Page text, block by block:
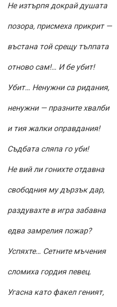
Не изтърпя докрай душата
позора, присмеха прикрит —
въстана той срещу тълпата
отново сам!… И бе убит!
Убит… Ненужни са ридания,
ненужни — празните хвалби
и тия жалки оправдания!
Съдбата сляпа го уби!
Не вий ли гонихте отдавна
свободния му дързък дар,
раздувахте в игра забавна
едва замрелия пожар?
Успяхте… Сетните мъчения
сломиха гордия певец.
Угасна като факел геният,